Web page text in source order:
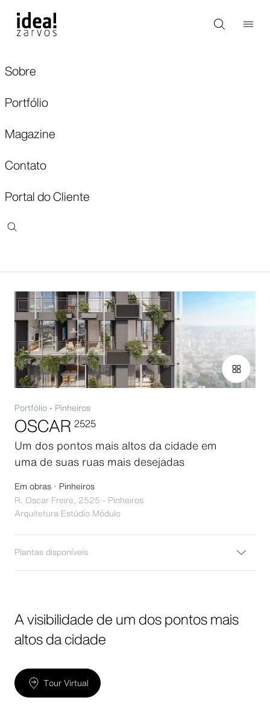
Sobre
Portfólio
Magazine
Contato
Portal do Cliente
Portfólio • Pinheiros
OSCAR 2525
Um dos pontos mais altos da cidade em
uma de suas ruas mais desejadas
Em obras · Pinheiros
R. Oscar Freire, 2525 - Pinheiros
Arquitetura Estúdio Módulo
Plantas disponíveis
A visibilidade de um dos pontos mais
altos da cidade
Tour Virtual